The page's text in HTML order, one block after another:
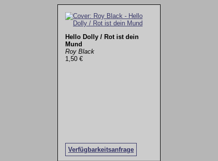
Hello Dolly / Rot ist dein
Mund
Roy Black
1,50 €
Verfügbarkeitsanfrage